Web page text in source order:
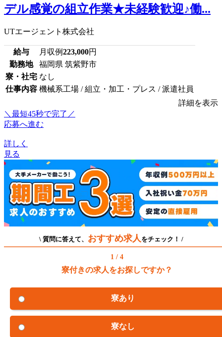
デル感覚の組立作業★未経験歓迎♪働...
UTエージェント株式会社
給与 月収例223,000円
勤務地
福岡県 筑紫野市
寮・社宅 なし
仕事内容 機械系工場 / 組立・加工・プレス / 派遣社員
詳細を表示
＼最短45秒で完了／
応募へ進む
詳しく
見る
\ 質問に答えて、 おすすめ求人 をチェック！ /
1 / 4
寮付きの求人をお探しですか？
寮あり
寮なし